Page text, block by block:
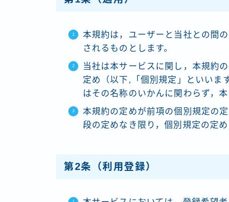
本規約は，ユーザーと当社との間
されるものとします。
当社は本サービスに関し，本規約
定め（以下,「個別規定」といいま
はその名称のいかんに関わらず，
本規約の定めが前項の個別規定の
段の定めなき限り，個別規定の定
第2条（利用登録）